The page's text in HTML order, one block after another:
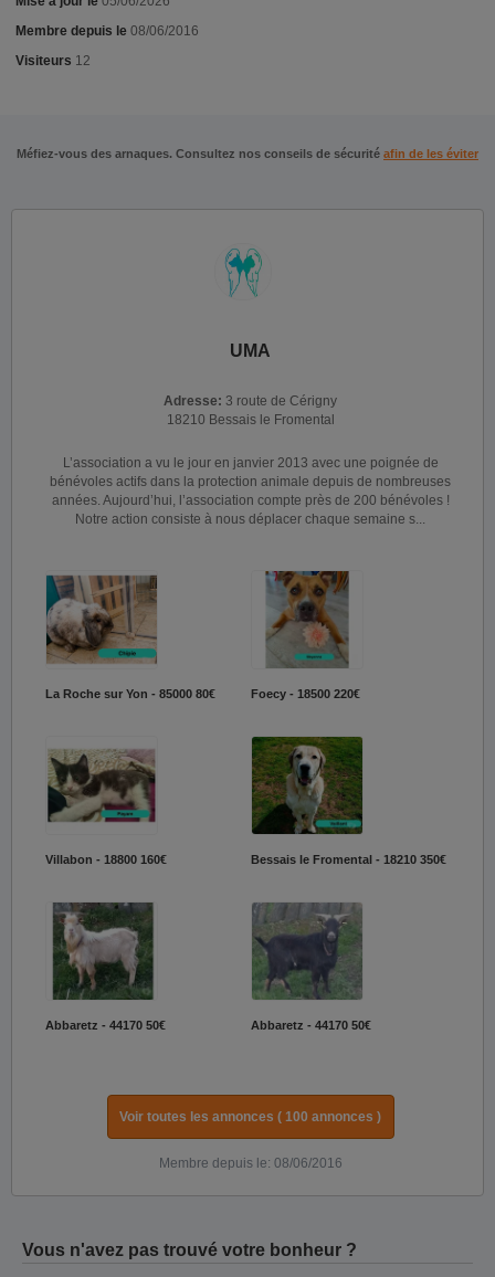
Membre depuis le 08/06/2016
Visiteurs 12
Méfiez-vous des arnaques. Consultez nos conseils de sécurité afin de les éviter
UMA
Adresse: 3 route de Cérigny
18210 Bessais le Fromental
L’association a vu le jour en janvier 2013 avec une poignée de
bénévoles actifs dans la protection animale depuis de nombreuses
années. Aujourd’hui, l’association compte près de 200 bénévoles !
Notre action consiste à nous déplacer chaque semaine s...
La Roche sur Yon - 85000 80€ Foecy - 18500 220€
Villabon - 18800 160€ Bessais le Fromental - 18210 350€
Abbaretz - 44170 50€ Abbaretz - 44170 50€
Voir toutes les annonces ( 100 annonces )
Membre depuis le: 08/06/2016
Vous n'avez pas trouvé votre bonheur ?